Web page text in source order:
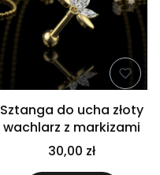
Sztanga do ucha złoty
wachlarz z markizami
30,00 zł